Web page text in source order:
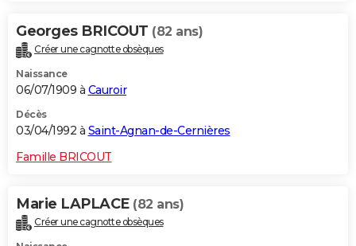
Georges BRICOUT (82 ans)
Créer une cagnotte obsèques
Naissance
06/07/1909 à Cauroir
Décès
03/04/1992 à Saint-Agnan-de-Cernières
Famille BRICOUT
Marie LAPLACE (82 ans)
Créer une cagnotte obsèques